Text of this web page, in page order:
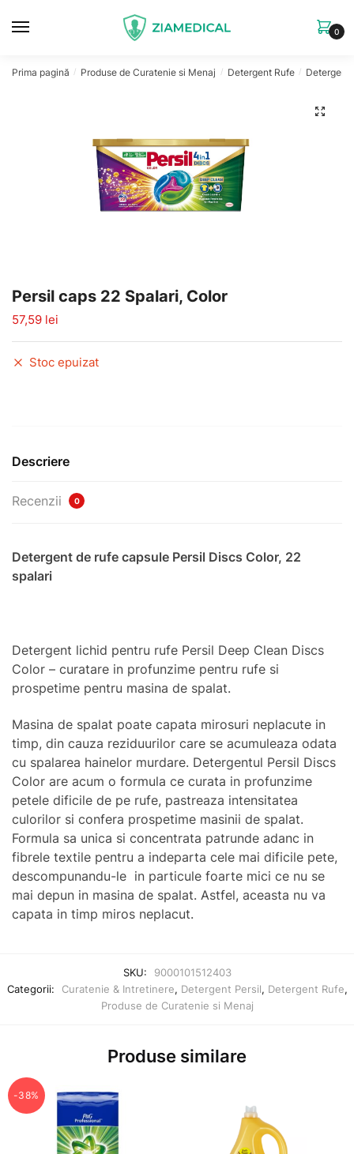
0
Prima pagină / Produse de Curatenie si Menaj / Detergent Rufe / Detergent
🔍
Persil caps 22 Spalari, Color
57,59 lei
Stoc epuizat
Descriere
Recenzii 0
Detergent de rufe capsule Persil Discs Color, 22
spalari
Detergent lichid pentru rufe Persil Deep Clean Discs
Color – curatare in profunzime pentru rufe si
prospetime pentru masina de spalat.
Masina de spalat poate capata mirosuri neplacute in
timp, din cauza reziduurilor care se acumuleaza odata
cu spalarea hainelor murdare. Detergentul Persil Discs
Color are acum o formula ce curata in profunzime
petele dificile de pe rufe, pastreaza intensitatea
culorilor si confera prospetime masinii de spalat.
Formula sa unica si concentrata patrunde adanc in
fibrele textile pentru a indeparta cele mai dificile pete,
descompunandu-le in particule foarte mici ce nu se
mai depun in masina de spalat. Astfel, aceasta nu va
capata in timp miros neplacut.
SKU:
9000101512403
Categorii:
Curatenie & Intretinere, Detergent Persil, Detergent Rufe,
Produse de Curatenie si Menaj
Produse similare
-38%